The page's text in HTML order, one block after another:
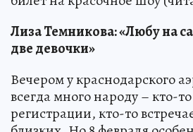
Лиза Темникова: «Любу на
две девочки»
Вечером у краснодарского
всегда много народу – кто-
регистрации, кто-то